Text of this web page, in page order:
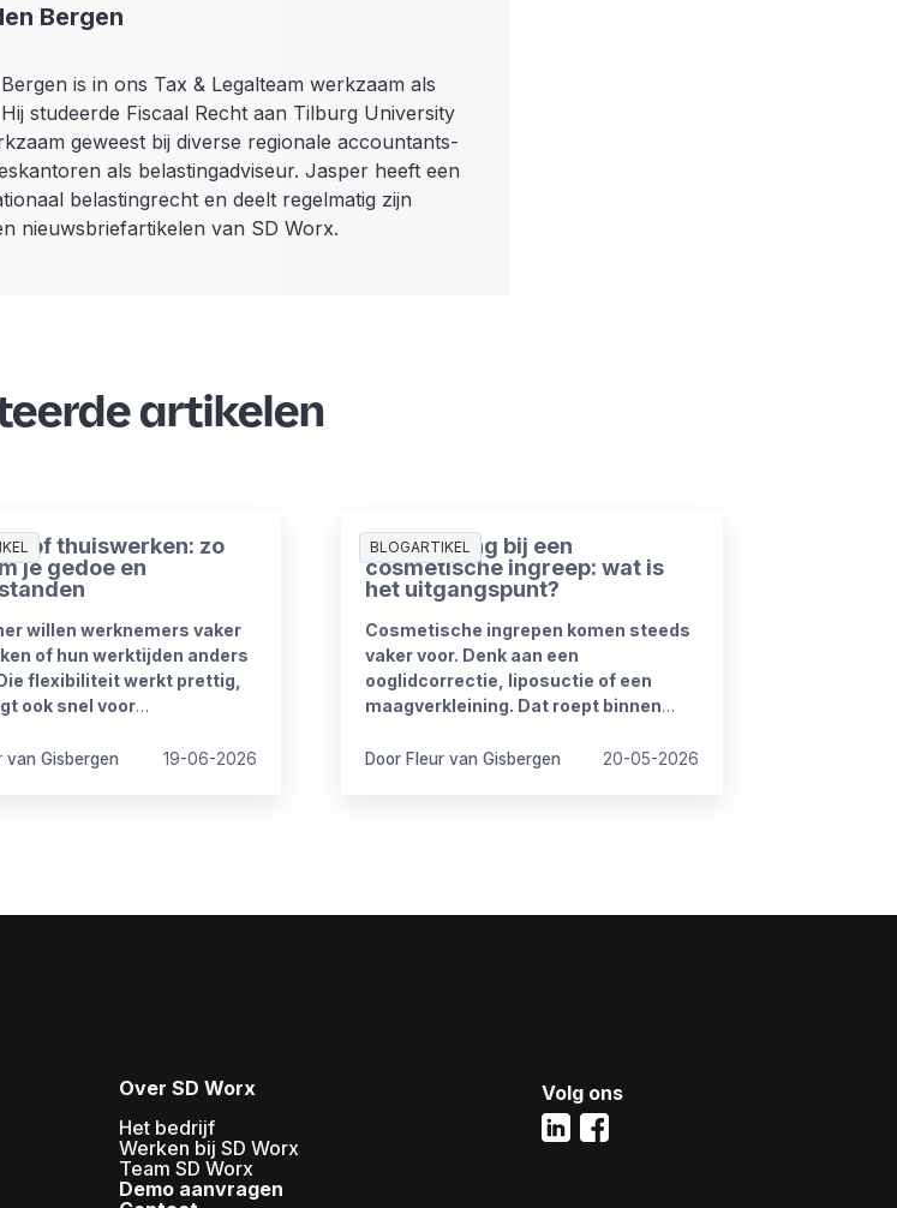
Bergen
is in ons Tax & Legalteam werkzaam als
studeerde Fiscaal Recht aan Tilburg University
geweest bij diverse regionale accountants-
als belastingadviseur. Jasper heeft een
belastingrecht en deelt regelmatig zijn
nieuwsbriefartikelen van SD Worx.
artikelen
thuiswerken: zo
je gedoe en
willen werknemers vaker
of hun werktijden anders
flexibiliteit werkt prettig,
ook snel voor
Wanneer is iemand
van Gisbergen 19-06-2026
BLOGARTIKEL
Ziekmelding bij een
cosmetische ingreep: wat is
het uitgangspunt?
Cosmetische ingrepen komen steeds
vaker voor. Denk aan een
ooglidcorrectie, liposuctie of een
maagverkleining. Dat roept binnen
Door Fleur van Gisbergen 20-05-2026
Over SD Worx
Het bedrijf
Werken bij SD Worx
Team SD Worx
Demo aanvragen
Volg ons